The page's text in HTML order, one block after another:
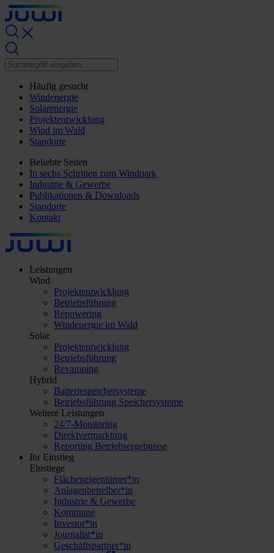
Häufig gesucht
Windenergie
Solarenergie
Projektentwicklung
Wind im Wald
Standorte
Beliebte Seiten
In sechs Schritten zum Windpark
Industrie & Gewerbe
Publikationen & Downloads
Standorte
Kontakt
Leistungen
Wind
Projektentwicklung
Betriebsführung
Repowering
Windenergie im Wald
Solar
Projektentwicklung
Betriebsführung
Revamping
Hybrid
Batteriespeichersysteme
Betriebsführung Speichersysteme
Weitere Leistungen
24/7-Monitoring
Direktvermarktung
Reporting Betriebsergebnisse
Ihr Einstieg
Einstiege
Flächeneigentümer*in
Anlagenbetreiber*in
Industrie & Gewerbe
Kommune
Investor*in
Journalist*in
Geschäftspartner*in